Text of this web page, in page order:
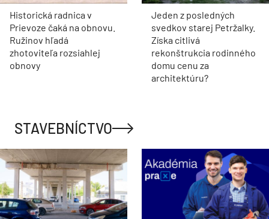
Historická radnica v
Prievoze čaká na obnovu.
Ružinov hľadá
zhotoviteľa rozsiahlej
obnovy
Jeden z posledných
svedkov starej Petržalky.
Získa citlivá
rekonštrukcia rodinného
domu cenu za
architektúru?
STAVEBNÍCTVO